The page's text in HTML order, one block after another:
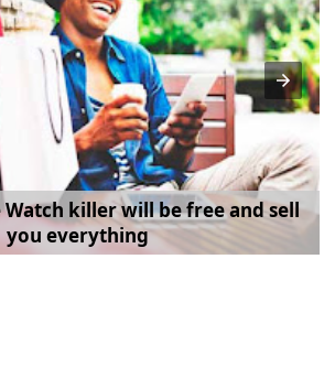
Watch killer will be free and sell
you everything